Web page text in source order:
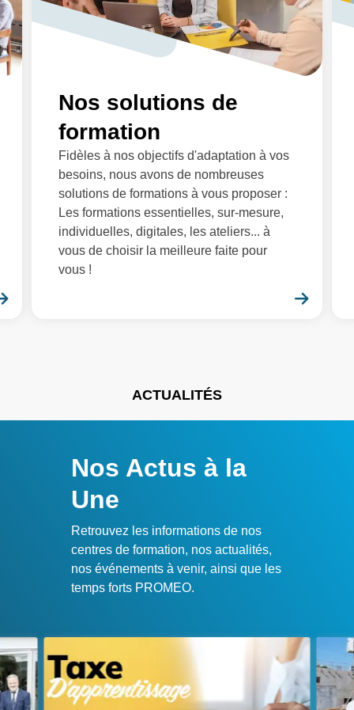
Nos solutions de
formation
Fidèles à nos objectifs d'adaptation à vos
besoins, nous avons de nombreuses
solutions de formations à vous proposer :
Les formations essentielles, sur-mesure,
individuelles, digitales, les ateliers... à
vous de choisir la meilleure faite pour
vous !
ACTUALITÉS
Nos Actus à la
Une
Retrouvez les informations de nos
centres de formation, nos actualités,
nos événements à venir, ainsi que les
temps forts PROMEO.